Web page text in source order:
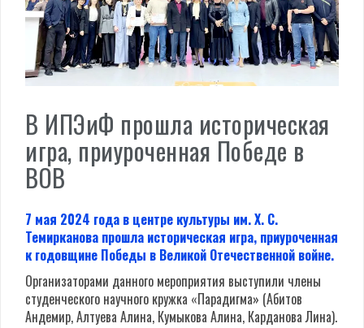
В ИПЭиФ прошла историческая
игра, приуроченная Победе в
ВОВ
7 мая 2024 года в центре культуры им. Х. С.
Темирканова прошла историческая игра, приуроченная
к годовщине Победы в Великой Отечественной войне.
Организаторами данного мероприятия выступили члены
студенческого научного кружка «Парадигма» (Абитов
Андемир, Алтуева Алина, Кумыкова Алина, Карданова Лина).